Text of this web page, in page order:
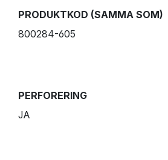
PRODUKTKOD (SAMMA SOM)
800284-605
PERFORERING
JA